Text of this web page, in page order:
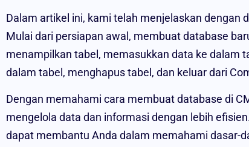
Dalam artikel ini, kami telah menjelaskan dengan
Mulai dari persiapan awal, membuat database
menampilkan tabel, memasukkan data ke dalam
dalam tabel, menghapus tabel, dan keluar dari
Dengan memahami cara membuat database di
mengelola data dan informasi dengan lebih
dapat membantu Anda dalam memahami dasar-